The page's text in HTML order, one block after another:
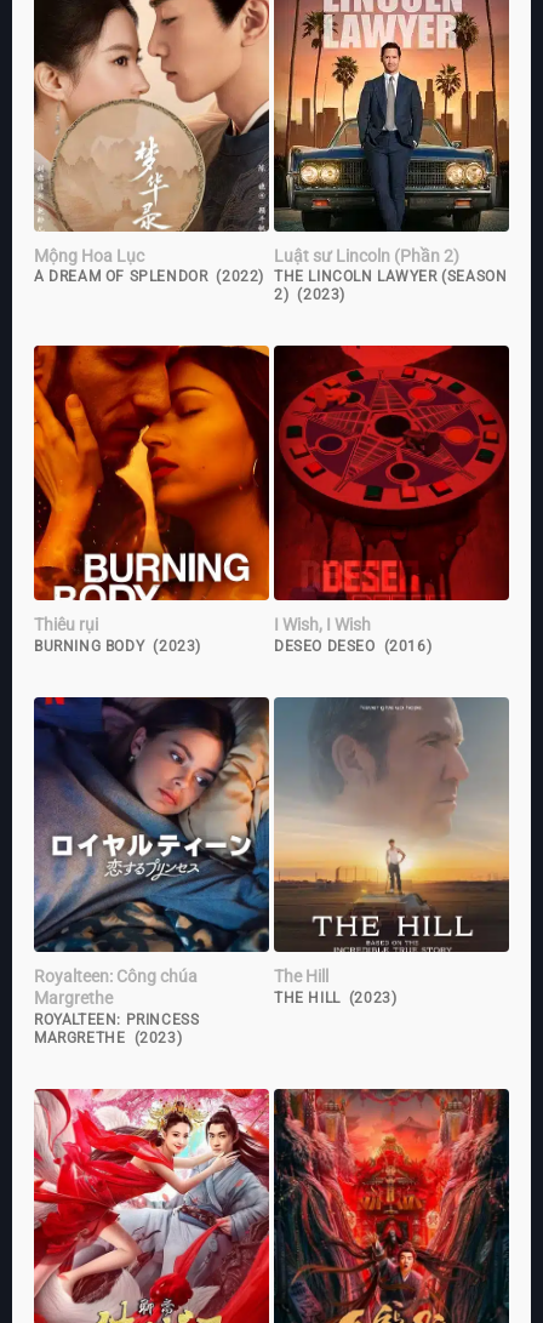
Mộng Hoa Lục
A DREAM OF SPLENDOR (2022)
Luật sư Lincoln (Phần 2)
THE LINCOLN LAWYER (SEASON
2) (2023)
Thiêu rụi
BURNING BODY (2023)
I Wish, I Wish
DESEO DESEO (2016)
Royalteen: Công chúa
Margrethe
ROYALTEEN: PRINCESS
MARGRETHE (2023)
The Hill
THE HILL (2023)